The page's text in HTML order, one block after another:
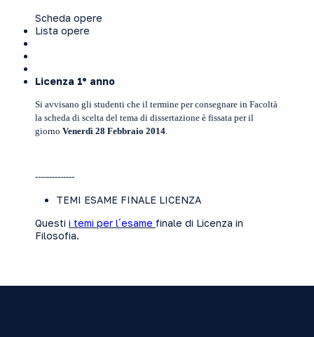
Scheda opere
Lista opere
Licenza 1° anno
Si avvisano gli studenti che il termine per consegnare in Facoltà
la scheda di scelta del tema di dissertazione è fissata per il
giorno Venerdì 28 Febbraio 2014.
--------------
TEMI ESAME FINALE LICENZA
Questi i temi per l´esame finale di Licenza in
Filosofia.